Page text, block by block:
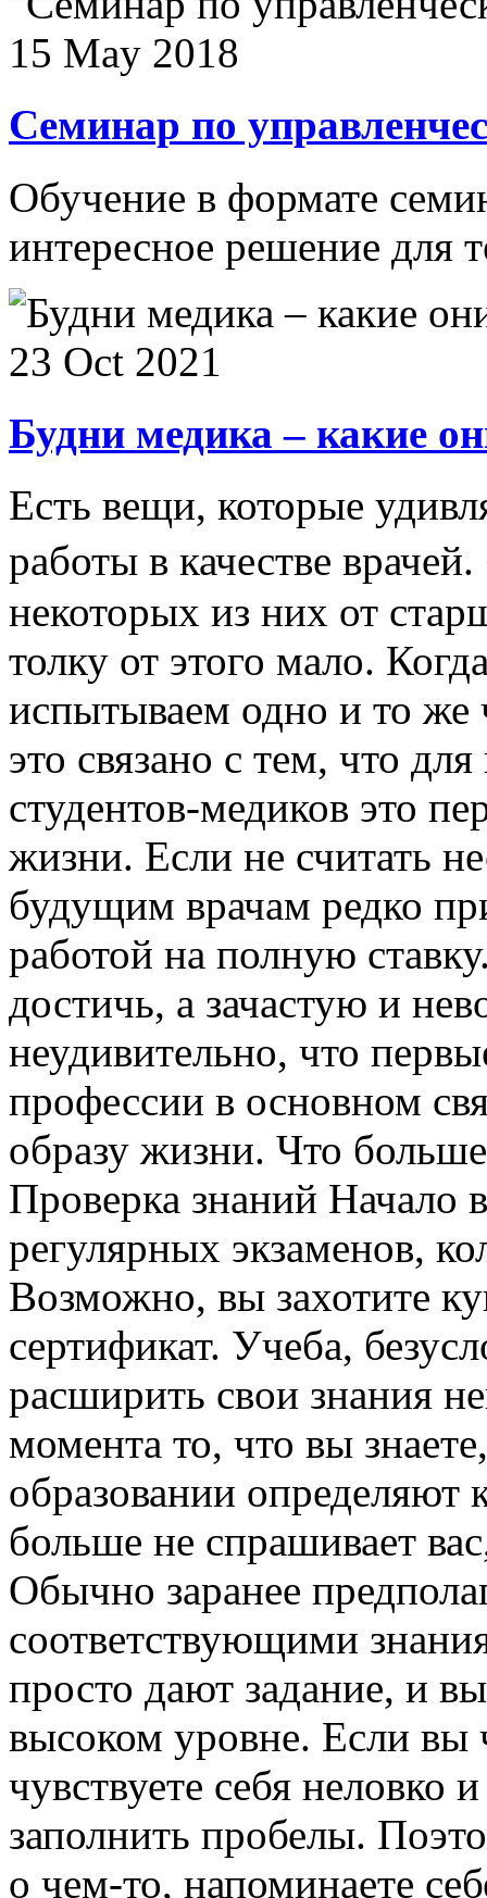
15 May 2018
Семинар по
Обучение в формате
интересное решение для
23 Oct 2021
Будни медика – какие
Есть вещи, которые
работы в качестве
некоторых из них от
толку от этого мало.
испытываем одно и то же
это связано с тем, что
студентов-медиков это
жизни. Если не считать
будущим врачам редко
работой на полную
достичь, а зачастую и
неудивительно, что
профессии в основном
образу жизни. Что
Проверка знаний Начало
регулярных экзаменов,
Возможно, вы захотите
сертификат. Учеба,
расширить свои знания
момента то, что вы
образовании определяют
больше не спрашивает
Обычно заранее
соответствующими
просто дают задание, и
высоком уровне. Если вы
чувствуете себя неловко
заполнить пробелы.
о чем-то, напоминаете